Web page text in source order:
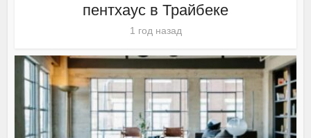
пентхаус в Трайбеке
1 год назад